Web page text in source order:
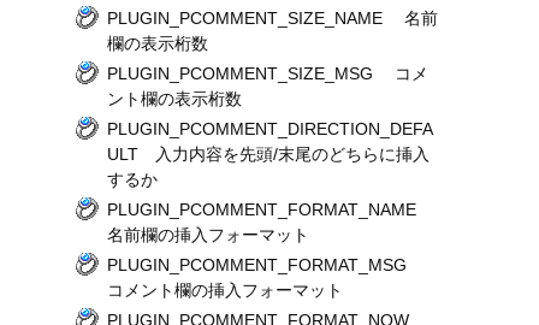
PLUGIN_PCOMMENT_SIZE_NAME 名前
欄の表示桁数
PLUGIN_PCOMMENT_SIZE_MSG コメ
ント欄の表示桁数
PLUGIN_PCOMMENT_DIRECTION_DEFA
ULT 入力内容を先頭/末尾のどちらに挿入
するか
PLUGIN_PCOMMENT_FORMAT_NAME
名前欄の挿入フォーマット
PLUGIN_PCOMMENT_FORMAT_MSG
コメント欄の挿入フォーマット
PLUGIN_PCOMMENT_FORMAT_NOW